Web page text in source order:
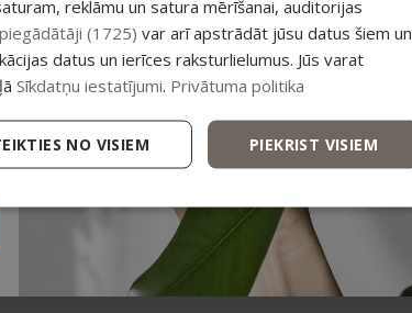
reklāmu un satura mērīšanai, auditorijas
(1725) var arī apstrādāt jūsu datus šiem un
datus un ierīces raksturlielumus. Jūs varat
Sīkdatņu iestatījumi. Privātuma politika
PIEKRIST VISIEM
NO VISIEM